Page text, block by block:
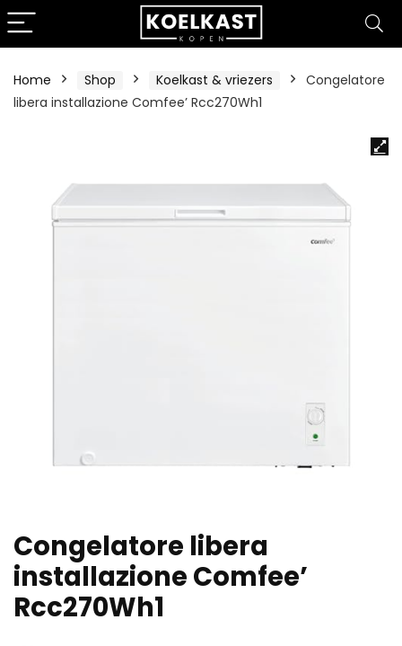
Home Shop Koelkast & vriezers
Congelatore
libera installazione Comfee’ Rcc270Wh1
Congelatore libera
installazione Comfee’
Rcc270Wh1